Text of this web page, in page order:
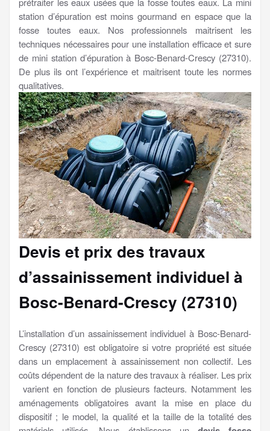
station d’épuration est moins gourmand en espace que la
fosse toutes eaux. Nos professionnels maitrisent les
techniques nécessaires pour une installation efficace et sure
de mini station d’épuration à Bosc-Benard-Crescy (27310).
De plus ils ont l’expérience et maitrisent toute les normes
qualitatives.
Devis et prix des travaux
d’assainissement individuel à
Bosc-Benard-Crescy (27310)
L’installation d’un assainissement individuel à Bosc-Benard-
Crescy (27310) est obligatoire si votre propriété est située
dans un emplacement à assainissement non collectif. Les
coûts dépendent de la nature des travaux à réaliser. Les prix
varient en fonction de plusieurs facteurs. Notamment les
aménagements obligatoires avant la mise en place du
dispositif ; le model, la qualité et la taille de la totalité des